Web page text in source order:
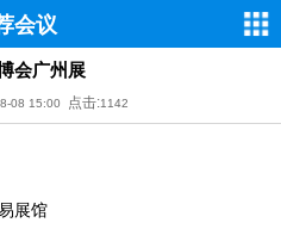
会议
会广州展
08 15:00 点击:1142
展馆